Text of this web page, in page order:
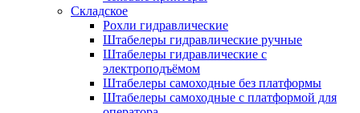
Складское
Рохли гидравлические
Штабелеры гидравлические ручные
Штабелеры гидравлические с
электроподъёмом
Штабелеры самоходные без платформы
Штабелеры самоходные с платформой для